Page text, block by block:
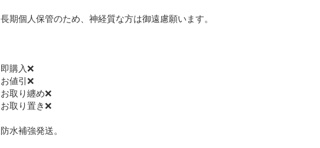
長期個人保管のため、神経質な方は御遠慮願います。
即購入❌
お値引❌
お取り纏め❌
お取り置き❌
防水補強発送。